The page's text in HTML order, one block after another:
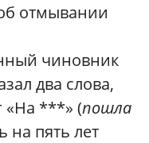
отмывании
чиновник
два слова,
«На ***» (пошла
на пять лет